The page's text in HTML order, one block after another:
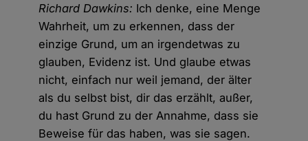
Richard Dawkins: Ich denke, eine Menge
Wahrheit, um zu erkennen, dass der
einzige Grund, um an irgendetwas zu
glauben, Evidenz ist. Und glaube etwas
nicht, einfach nur weil jemand, der älter
als du selbst bist, dir das erzählt, außer,
du hast Grund zu der Annahme, dass sie
Beweise für das haben, was sie sagen.